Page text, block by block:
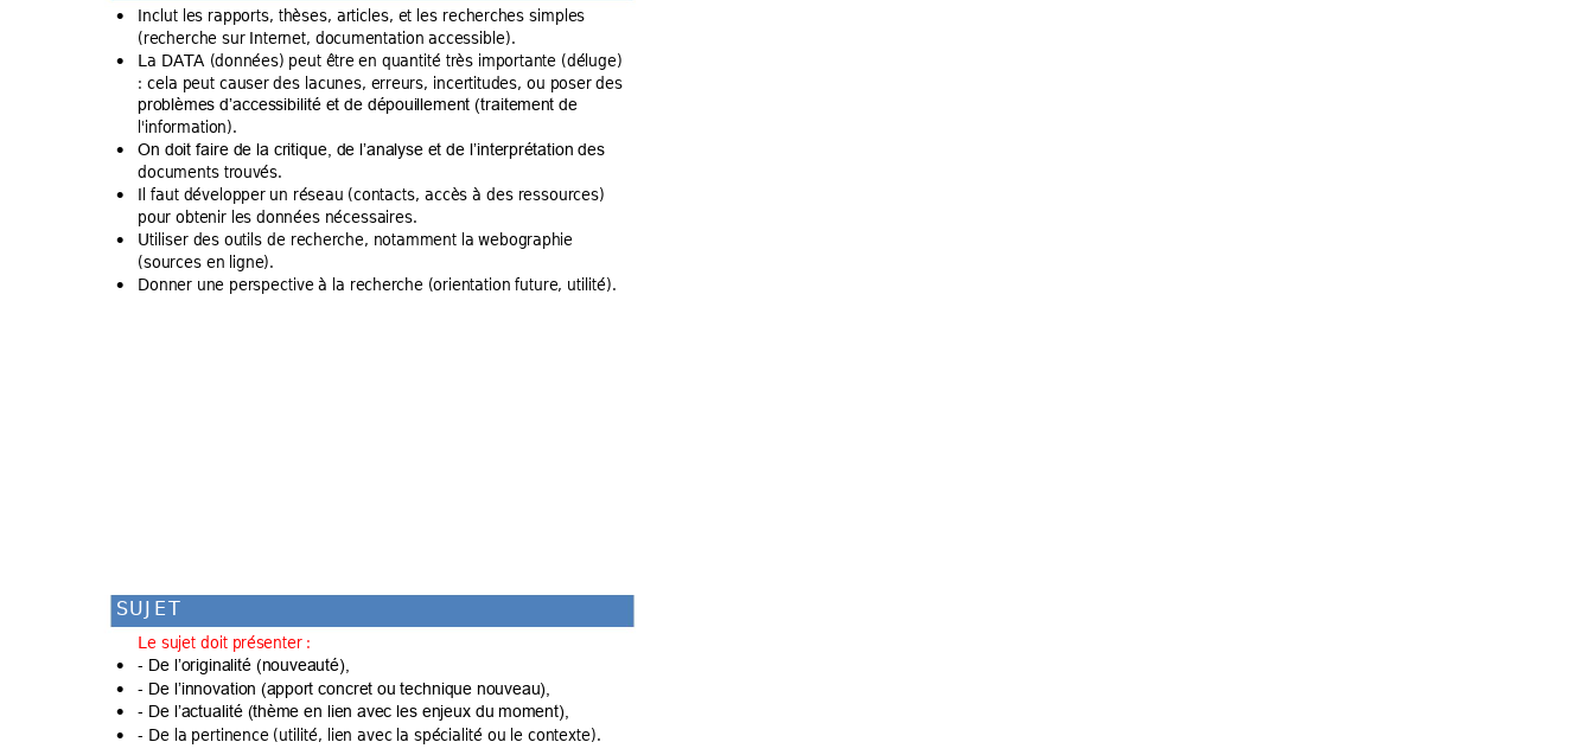
• Inclut les rapports, thèses, articles, et les recherches simples
(recherche sur Internet, documentation accessible).
• La DATA (données) peut être en quantité très importante (déluge)
: cela peut causer des lacunes, erreurs, incertitudes, ou poser des
problèmes d’accessibilité et de dépouillement (traitement de
l'information).
• On doit faire de la critique, de l’analyse et de l’interprétation des
documents trouvés.
• Il faut développer un réseau (contacts, accès à des ressources)
pour obtenir les données nécessaires.
• Utiliser des outils de recherche, notamment la webographie
(sources en ligne).
• Donner une perspective à la recherche (orientation future, utilité).
SUJET
Le sujet doit présenter :
• - De l’originalité (nouveauté),
• - De l’innovation (apport concret ou technique nouveau),
• - De l’actualité (thème en lien avec les enjeux du moment),
• - De la pertinence (utilité, lien avec la spécialité ou le contexte).